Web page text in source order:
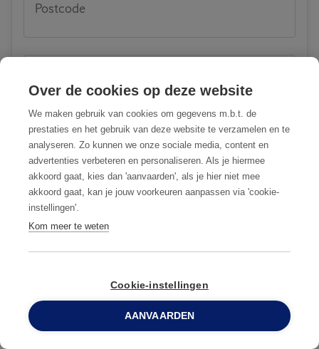
Postcode
Gemeente
Telefoonnummer
E-mail
Bericht
0800 96 900
Over de cookies op deze website
We maken gebruik van cookies om gegevens m.b.t. de
prestaties en het gebruik van deze website te verzamelen en te
analyseren. Zo kunnen we onze sociale media, content en
advertenties verbeteren en personaliseren. Als je hiermee
akkoord gaat, kies dan 'aanvaarden', als je hier niet mee
akkoord gaat, kan je jouw voorkeuren aanpassen via 'cookie-
instellingen'.
Kom meer te weten
Cookie-instellingen
AANVAARDEN